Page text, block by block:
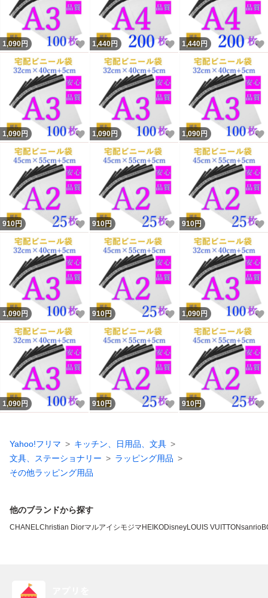
1,090円 いいね！
1,440円 いいね！
1,440円
1,090円 いいね！
1,090円 いいね！
1,090円
910円 いいね！
910円 いいね！
910円
1,090円 いいね！
910円 いいね！
1,090円
1,090円 いいね！
910円 いいね！
910円
Yahoo!フリマ
キッチン、日用品、文具
文具、ステーショナリー
ラッピング用品
その他ラッピング用品
他のブランドから探す
CHANELChristian Diorマルアイ シモジマ HEIKODisneyLOUIS VUITTONsanrio